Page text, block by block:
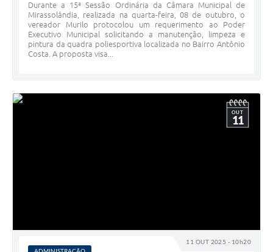
Durante a 15ª Sessão Ordinária da Câmara Municipal de
Mirassolândia, realizada na quarta-feira, 08 de outubro, o
vereador Murilo protocolou um requerimento ao Poder
Executivo Municipal solicitando a manutenção, limpeza e
pintura da quadra poliesportiva localizada no Bairro Antônio
Costa. A proposta visa...
11 OUT 2025 - 10h20
OUT
11